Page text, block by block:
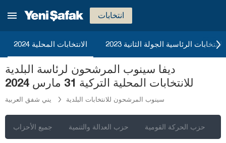
انتخابات
الانتخابات المحلية 2024 2023 الانتخابات الرئاسية الجولة الثانية
ديفا سينوب المرشحون لرئاسة البلدية
للانتخابات المحلية التركية 31 مارس 2024
يني شفق العربية سينوب المرشحون للانتخابات البلدية
جميع الأحزاب حزب العدالة والتنمية حزب الحركة القومية
نيغدا
أوردو
عثمانية
ريزا
صقاريا
صامسون
سيرت